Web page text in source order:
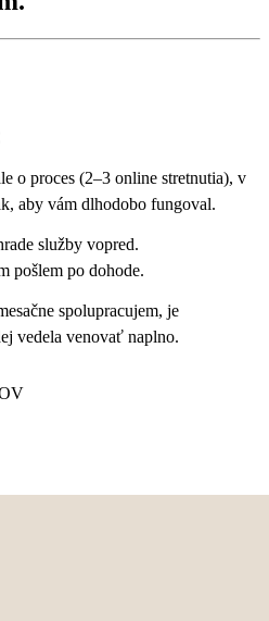
o proces (2–3 online stretnutia), v
aby vám dlhodobo fungoval.
služby vopred.
pošlem po dohode.
spolupracujem, je
vedela venovať naplno.